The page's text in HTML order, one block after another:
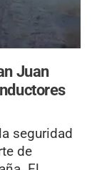
Juan
seguridad
de